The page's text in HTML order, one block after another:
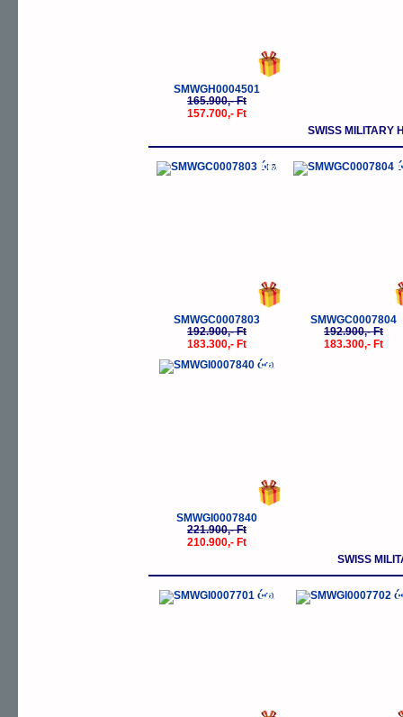
SMWGH0004501
165.900,- Ft
157.700,- Ft
SWISS MILITARY
-5%
SMWGC0007803
192.900,- Ft
183.300,- Ft
-
SMWGC0007804
192.900,- Ft
183.300,- Ft
-5%
SMWGI0007840
221.900,- Ft
210.900,- Ft
SWISS
-5% -